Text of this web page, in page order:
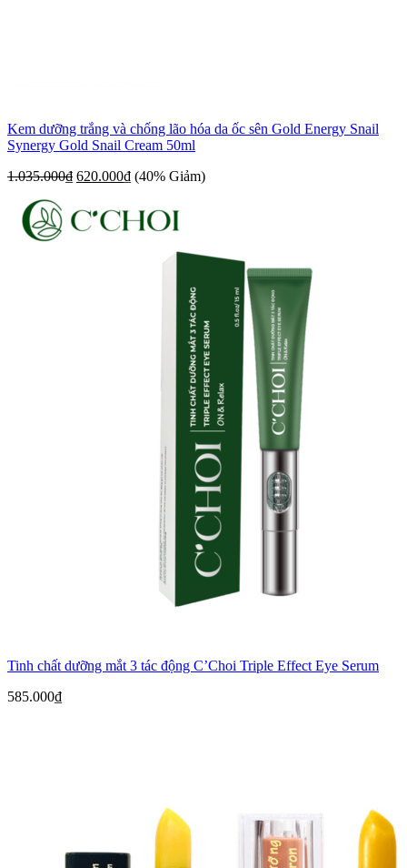
Kem dưỡng trắng và chống lão hóa da ốc sên Gold Energy Snail
Synergy Gold Snail Cream 50ml
1.035.000₫ 620.000₫ (40% Giảm)
Tinh chất dưỡng mắt 3 tác động C’Choi Triple Effect Eye Serum
585.000₫